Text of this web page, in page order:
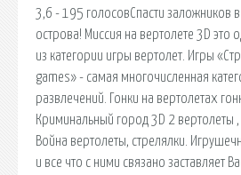
3,6 - 195 голосовСпасти заложников
острова! Миссия на вертолете 3D
из категории игры вертолет. Игры
games» - самая многочисленная
развлечений. Гонки на вертолетах
Криминальный город 3D 2 вертолеты ,
Война вертолеты, стрелялки.
и все что с ними связано заставляет